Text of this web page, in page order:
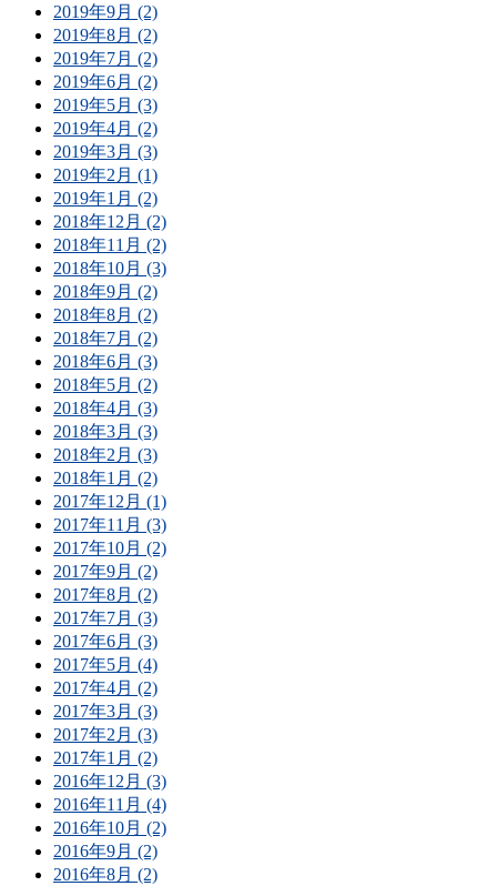
2019年9月 (2)
2019年8月 (2)
2019年7月 (2)
2019年6月 (2)
2019年5月 (3)
2019年4月 (2)
2019年3月 (3)
2019年2月 (1)
2019年1月 (2)
2018年12月 (2)
2018年11月 (2)
2018年10月 (3)
2018年9月 (2)
2018年8月 (2)
2018年7月 (2)
2018年6月 (3)
2018年5月 (2)
2018年4月 (3)
2018年3月 (3)
2018年2月 (3)
2018年1月 (2)
2017年12月 (1)
2017年11月 (3)
2017年10月 (2)
2017年9月 (2)
2017年8月 (2)
2017年7月 (3)
2017年6月 (3)
2017年5月 (4)
2017年4月 (2)
2017年3月 (3)
2017年2月 (3)
2017年1月 (2)
2016年12月 (3)
2016年11月 (4)
2016年10月 (2)
2016年9月 (2)
2016年8月 (2)